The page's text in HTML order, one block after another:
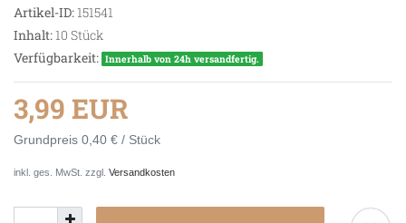
Artikel-ID:151541
Inhalt:10 Stück
Verfügbarkeit: Innerhalb von 24h versandfertig.
3,99 EUR
Grundpreis 0,40 € / Stück
inkl. ges. MwSt. zzgl. Versandkosten